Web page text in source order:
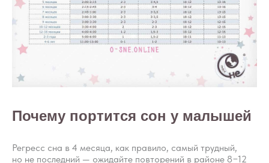
Почему портится сон у малышей
Регресс сна в 4 месяца, как правило, самый трудный,
но не последний — ожидайте повторений в районе 8−12